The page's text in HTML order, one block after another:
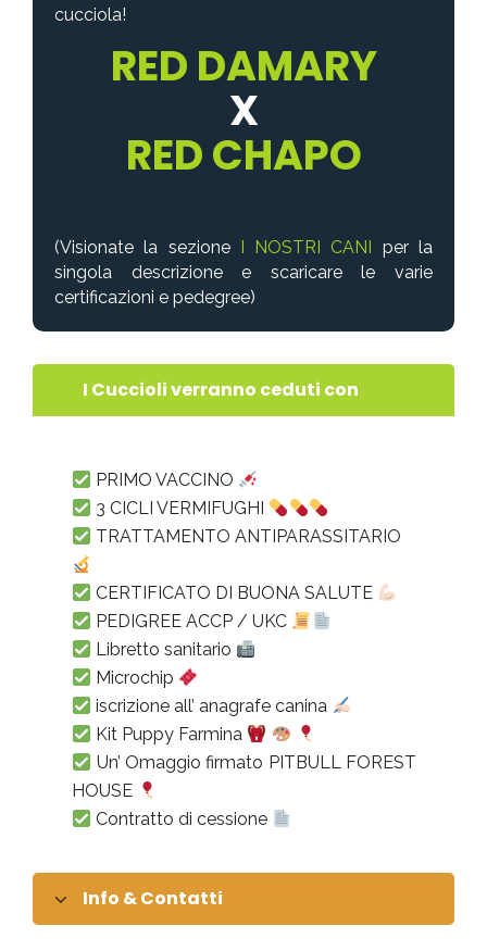
cucciola!
RED DAMARY
X
RED CHAPO
(Visionate la sezione I NOSTRI CANI
per la
singola descrizione e scaricare le varie
certificazioni e pedegree)
I Cuccioli verranno ceduti con
PRIMO VACCINO
3 CICLI VERMIFUGHI
TRATTAMENTO ANTIPARASSITARIO
CERTIFICATO DI BUONA SALUTE
PEDIGREE ACCP / UKC
Libretto sanitario
Microchip
iscrizione all’ anagrafe canina
Kit Puppy Farmina
Un’ Omaggio firmato PITBULL FOREST
HOUSE
Contratto di cessione
Info & Contatti